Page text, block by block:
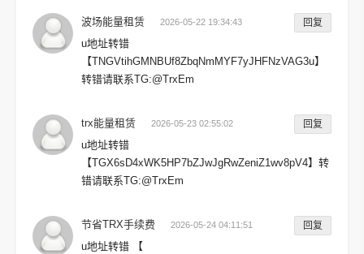
波场能量租赁 2026-05-22 19:34:43 回复
u地址转错
【TNGVtihGMNBUf8ZbqNmMYF7yJHFNzVAG3u】
转错请联系TG:@TrxEm
trx能量租赁 2026-05-23 02:55:02 回复
u地址转错
【TGX6sD4xWK5HP7bZJwJgRwZeniZ1wv8pV4】转
错请联系TG:@TrxEm
节省TRX手续费 2026-05-24 04:11:51 回复
u地址转错 【